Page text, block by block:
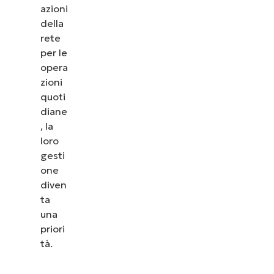
azioni
della
rete
per le
opera
zioni
quoti
diane
, la
loro
gesti
one
diven
ta
una
priori
tà.
vedere come NinjaOne semplifica attività IT come
la gestione degli endpoint, il patching, l’MDM, il